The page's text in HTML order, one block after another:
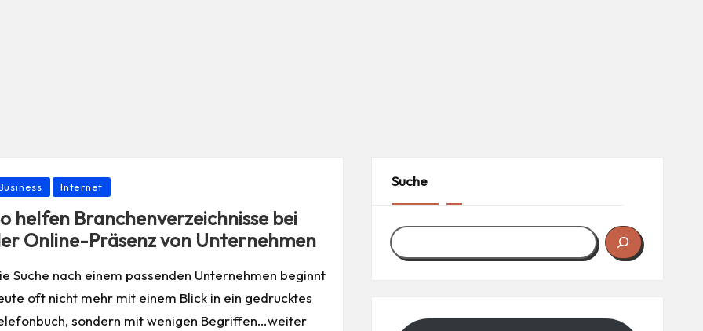
Internet
helfen Branchenverzeichnisse bei
Online-Präsenz von Unternehmen
Suche nach einem passenden Unternehmen beginnt
oft nicht mehr mit einem Blick in ein gedrucktes
sondern mit wenigen Begriffen…weiter
Suche